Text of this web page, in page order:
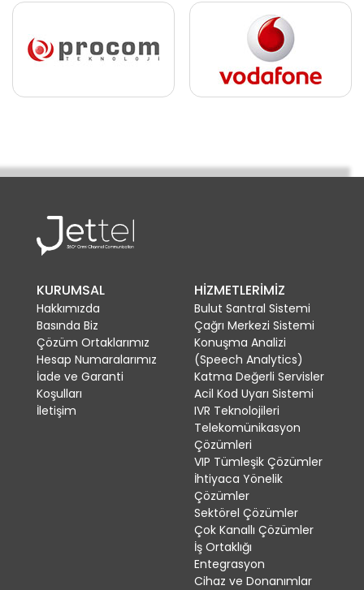
KURUMSAL
Hakkımızda
Basında Biz
Çözüm Ortaklarımız
Hesap Numaralarımız
İade ve Garanti
Koşulları
İletişim
HİZMETLERİMİZ
Bulut Santral Sistemi
Çağrı Merkezi Sistemi
Konuşma Analizi
(Speech Analytics)
Katma Değerli Servisler
Acil Kod Uyarı Sistemi
IVR Teknolojileri
Telekomünikasyon
Çözümleri
VIP Tümleşik Çözümler
İhtiyaca Yönelik
Çözümler
Sektörel Çözümler
Çok Kanallı Çözümler
İş Ortaklığı
Entegrasyon
Cihaz ve Donanımlar